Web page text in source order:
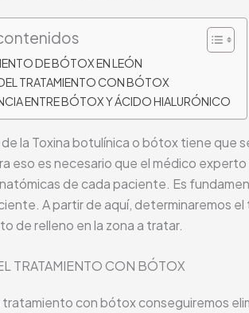
DE BÓTOX EN LEÓN
TRATAMIENTO CON BÓTOX
ENTRE BÓTOX Y ÁCIDO HIALURÓNICO
la Toxina botulínica o bótox tiene que
eso es necesario que el médico
de cada paciente. Es
A partir de aquí, determinaremos
de relleno en la zona a tratar.
TRATAMIENTO CON BÓTOX
tratamiento con bótox conseguiremos